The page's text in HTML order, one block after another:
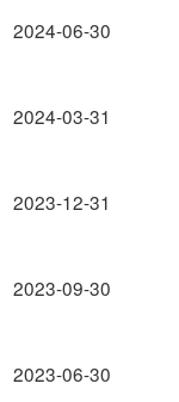
2024-06-30
2024-03-31
2023-12-31
2023-09-30
2023-06-30